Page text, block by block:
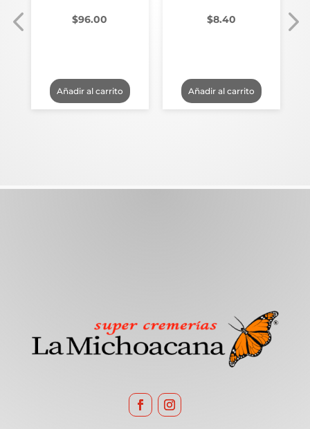
$96.00
Añadir al carrito
$8.40
Añadir al carrito